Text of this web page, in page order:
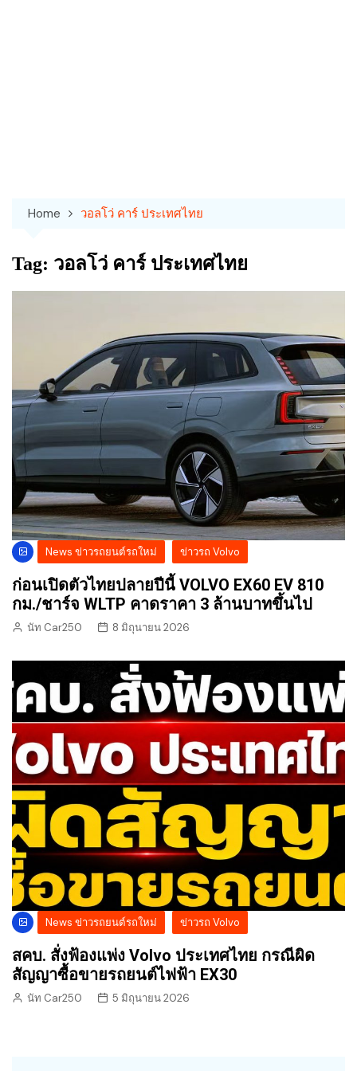
Home วอลโว่ คาร์ ประเทศไทย
Tag: วอลโว่ คาร์ ประเทศไทย
News ข่าวรถยนต์รถใหม่ ข่าวรถ Volvo
ก่อนเปิดตัวไทยปลายปีนี้ VOLVO EX60 EV 810
กม./ชาร์จ WLTP คาดราคา 3 ล้านบาทขึ้นไป
นัท Car250 8 มิถุนายน 2026
News ข่าวรถยนต์รถใหม่ ข่าวรถ Volvo
สคบ. สั่งฟ้องแพ่ง Volvo ประเทศไทย กรณีผิด
สัญญาซื้อขายรถยนต์ไฟฟ้า EX30
นัท Car250 5 มิถุนายน 2026